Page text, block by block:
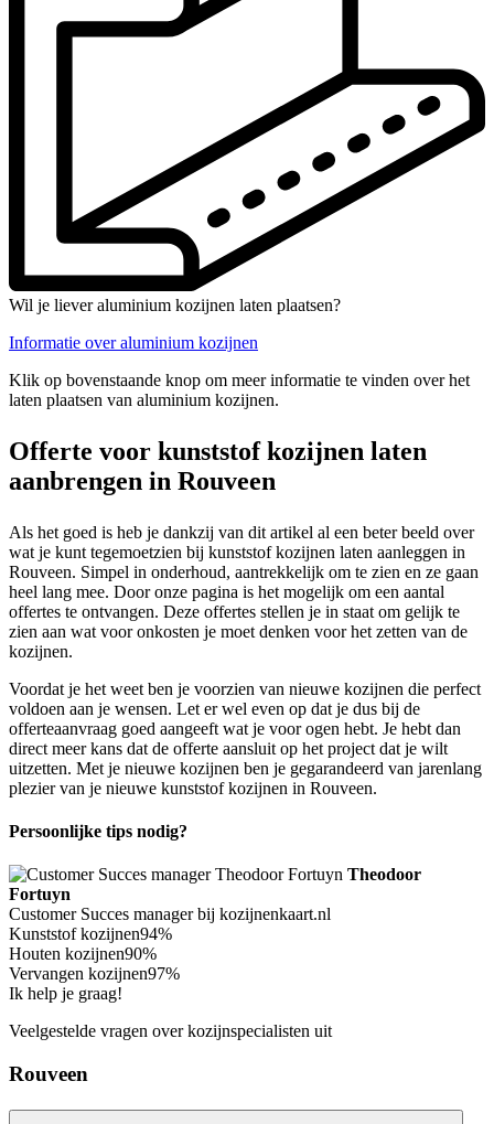
Wil je liever aluminium kozijnen laten plaatsen?
Informatie over aluminium kozijnen
Klik op bovenstaande knop om meer informatie te vinden over het
laten plaatsen van aluminium kozijnen.
Offerte voor kunststof kozijnen laten
aanbrengen in Rouveen
Als het goed is heb je dankzij van dit artikel al een beter beeld over
wat je kunt tegemoetzien bij kunststof kozijnen laten aanleggen in
Rouveen. Simpel in onderhoud, aantrekkelijk om te zien en ze gaan
heel lang mee. Door onze pagina is het mogelijk om een aantal
offertes te ontvangen. Deze offertes stellen je in staat om gelijk te
zien aan wat voor onkosten je moet denken voor het zetten van de
kozijnen.
Voordat je het weet ben je voorzien van nieuwe kozijnen die perfect
voldoen aan je wensen. Let er wel even op dat je dus bij de
offerteaanvraag goed aangeeft wat je voor ogen hebt. Je hebt dan
direct meer kans dat de offerte aansluit op het project dat je wilt
uitzetten. Met je nieuwe kozijnen ben je gegarandeerd van jarenlang
plezier van je nieuwe kunststof kozijnen in Rouveen.
Persoonlijke tips nodig?
Theodoor
Fortuyn
Customer Succes manager bij kozijnenkaart.nl
Kunststof kozijnen94%
Houten kozijnen90%
Vervangen kozijnen97%
Ik help je graag!
Veelgestelde vragen over kozijnspecialisten uit
Rouveen